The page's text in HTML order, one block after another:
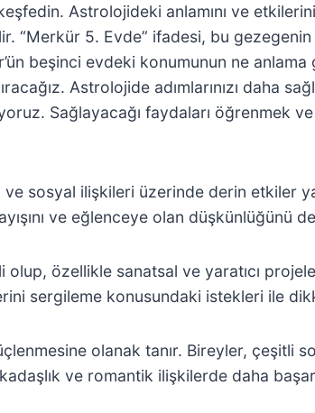
Astrolojideki anlamını ve
“Merkür 5. Evde” ifadesi, bu gezegenin
beşinci evdeki konumunun ne
Astrolojide adımlarınızı daha
Sağlayacağı faydaları öğrenmek
sosyal ilişkileri üzerinde derin etkiler
ve eğlenceye olan düşkünlüğünü
olup, özellikle sanatsal ve yaratıcı
sergileme konusundaki istekleri ile
olanak tanır. Bireyler, çeşitli
ve romantik ilişkilerde daha